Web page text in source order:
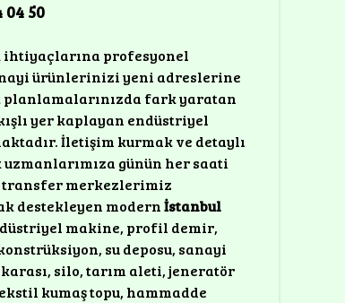
50
profesyonel
ürünlerinizi yeni adreslerine
planlamalarınızda fark yaratan
yer kaplayan endüstriyel
İletişim kurmak ve detaylı
günün her saati
transfer merkezlerimiz
destekleyen modernİstanbul
makine, profil demir,
su deposu, sanayi
silo, tarım aleti, jeneratör
kumaş topu, hammadde